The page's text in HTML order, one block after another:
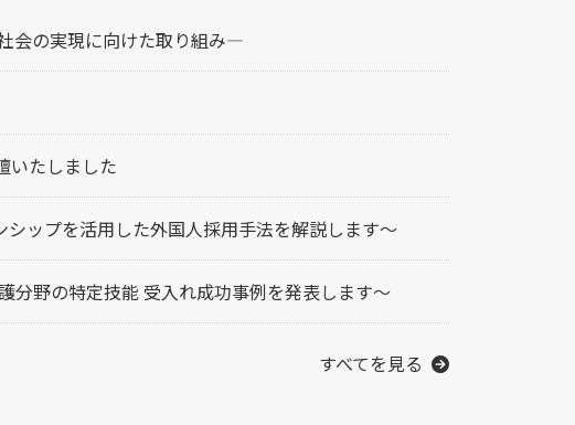
会の実現に向けた取り組み―
いたしました
ップを活用した外国人採用手法を解説します～
分野の特定技能 受入れ成功事例を発表します～
すべてを見る